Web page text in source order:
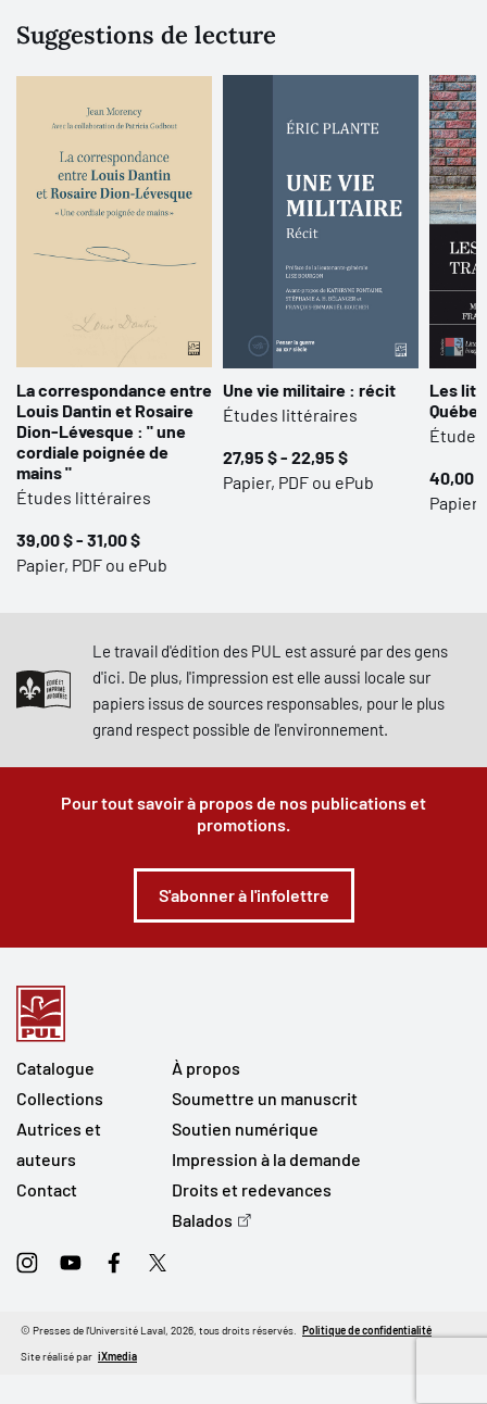
Suggestions de lecture
La correspondance entre
Louis Dantin et Rosaire
Dion-Lévesque : " une
cordiale poignée de
mains "
Études littéraires
39,00 $ - 31,00 $
Papier, PDF ou ePub
Une vie militaire : récit
Études littéraires
27,95 $ - 22,95 $
Papier, PDF ou ePub
Les
Québec
40,00
Papier,
Le travail d'édition des PUL est assuré par des gens
d'ici. De plus, l'impression est elle aussi locale sur
papiers issus de sources responsables, pour le plus
grand respect possible de l'environnement.
Pour tout savoir à propos de nos publications et
promotions.
S'abonner à l'infolettre
Catalogue
Collections
Autrices et
auteurs
Contact
À propos
Soumettre un manuscrit
Soutien numérique
Impression à la demande
Droits et redevances
Balados
InstagramYoutubeFacebookTwitter
Site réalisé par iXmedia
© Presses de l'Université Laval, 2026, tous droits réservés. Politique de confidentialité